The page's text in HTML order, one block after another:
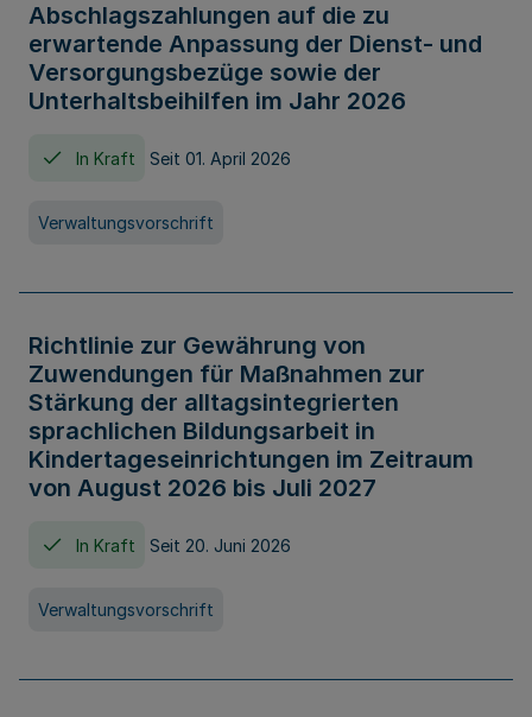
Abschlagszahlungen auf die zu
erwartende Anpassung der Dienst- und
Versorgungsbezüge sowie der
Unterhaltsbeihilfen im Jahr 2026
In Kraft Seit 01. April 2026
Verwaltungsvorschrift
Richtlinie zur Gewährung von
Zuwendungen für Maßnahmen zur
Stärkung der alltagsintegrierten
sprachlichen Bildungsarbeit in
Kindertageseinrichtungen im Zeitraum
von August 2026 bis Juli 2027
In Kraft Seit 20. Juni 2026
Verwaltungsvorschrift